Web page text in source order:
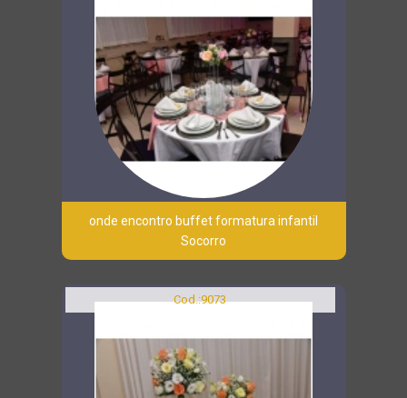
onde encontro buffet formatura infantil
Socorro
Cod.:9073